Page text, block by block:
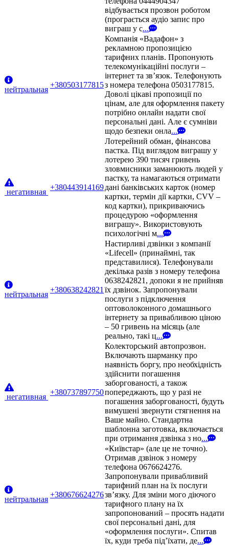
відбувається прозвон роботом
(програється аудіо запис про
виграш у с...
нейтральная
+380503177815
Компанія «Вадафон» з
рекламною пропозицією
тарифних планів. Пропонують
телекомунікаційні послуги –
інтернет та зв’язок. Телефонують
з номера телефона 0503177815.
Доволі цікаві пропозиції по
цінам, але для оформлення пакету
потрібно онлайн надати свої
персональні дані. Але є сумніви
щодо безпеки онла...
негативная
+380443914169
Лотерейний обман, фінансова
пастка. Під виглядом виграшу у
лотерею 390 тисяч гривень
зловмисники заманюють людей у
пастку, та намагаються отримати
дані банківських карток (номер
картки, термін дії картки, CVV –
код картки), прикриваючись
процедурою «оформлення
виграшу». Використовують
психологічні м...
нейтральная
+380638242821
Настирливі дзвінки з компанії
«Lifecell» (принаймні, так
представилися). Телефонували
декілька разів з номеру телефона
0638242821, допоки я не прийняв
їх дзвінок. Запропонували
послуги з підключення
оптоволоконного домашнього
інтернету за привабливою ціною
– 50 гривень на місяць (але
реально, такі ц...
негативная
+380737897750
Колекторський автопрозвон.
Включають шарманку про
наявність боргу, про необхідність
здійснити погашення
заборгованості, а також
попереджають, що у разі не
погашення заборгованості, будуть
вимушені звернути стягнення на
Ваше майно. Стандартна
шаблонна заготовка, включається
при отримання дзвінка з но...
нейтральная
+380676624276
«Київстар» (але це не точно).
Отримав дзвінок з номеру
телефона 0676624276.
Запропонували привабливий
тарифний план на їх послуги
зв’язку. Для зміни мого діючого
тарифного плану на їх
запропонований – просять надати
свої персональні дані, для
«оформлення послуги». Спитав
їх, куди треба під’їхати, де...